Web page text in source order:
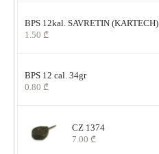
BPS 12kal. SAVRETIN (KARTECH)
1.50 ₾
BPS 12 cal. 34gr
0.80 ₾
CZ 1374
7.00 ₾